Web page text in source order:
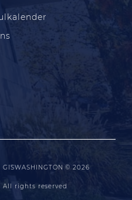
GISWASHINGTON © 2026
All rights reserved